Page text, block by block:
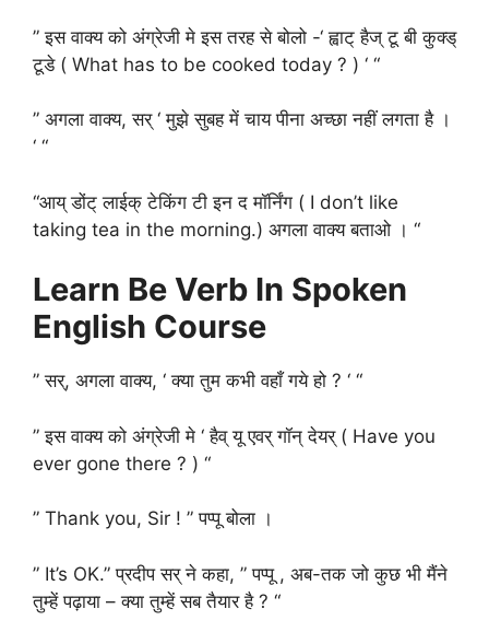
” इस वाक्य को अंग्रेजी मे इस तरह से बोलो -‘ ह्वाट् हैज् टू बी कुक्ड्
टूडे ( What has to be cooked today ? ) ‘ “
” अगला वाक्य, सर् ‘ मुझे सुबह में चाय पीना अच्छा नहीं लगता है ।
‘ “
“आय् डोंट् लाईक् टेकिंग टी इन द मॉर्निंग ( I don’t like
taking tea in the morning.) अगला वाक्य बताओ । “
Learn Be Verb In Spoken
English Course
” सर्, अगला वाक्य, ‘ क्या तुम कभी वहाँ गये हो ? ‘ “
” इस वाक्य को अंग्रेजी मे ‘ हैव् यू एवर् गॉन् देयर् ( Have you
ever gone there ? ) “
” Thank you, Sir ! ” पप्पू बोला ।
” It’s OK.” प्रदीप सर् ने कहा, ” पप्पू , अब-तक जो कुछ भी मैंने
तुम्हें पढ़ाया – क्या तुम्हें सब तैयार है ? “